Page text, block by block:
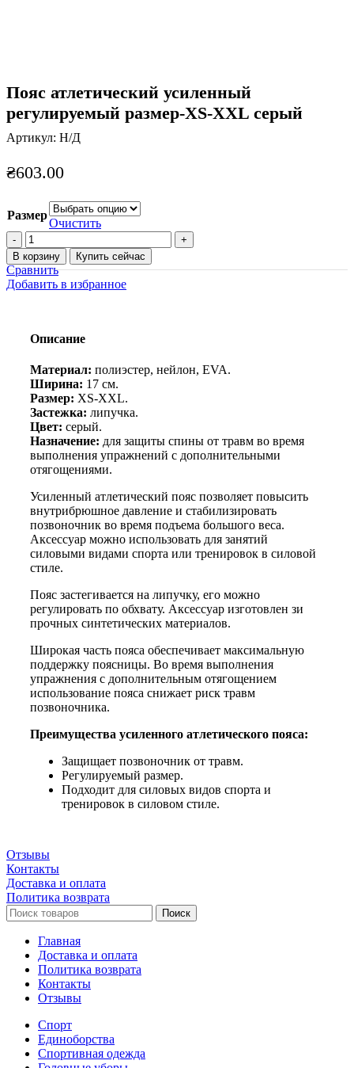
Пояс атлетический усиленный
регулируемый размер-XS-XXL серый
Артикул: Н/Д
₴603.00
Размер
Очистить
Количество
товара
Пояс
атлетический
усиленный
XS-
серый
В корзину Купить сейчас
Сравнить
Добавить в избранное
Описание
Материал: полиэстер, нейлон, EVA.
Ширина: 17 см.
Размер: XS-XXL.
Застежка: липучка.
Цвет: серый.
Назначение: для защиты спины от травм во время
выполнения упражнений с дополнительными
отягощениями.
Усиленный атлетический пояс позволяет повысить
внутрибрюшное давление и стабилизировать
позвоночник во время подъема большого веса.
Аксессуар можно использовать для занятий
силовыми видами спорта или тренировок в силовой
стиле.
Пояс застегивается на липучку, его можно
регулировать по обхвату. Аксессуар изготовлен зи
прочных синтетических материалов.
Широкая часть пояса обеспечивает максимальную
поддержку поясницы. Во время выполнения
упражнения с дополнительным отягощением
использование пояса снижает риск травм
позвоночника.
Преимущества усиленного атлетического пояса:
Защищает позвоночник от травм.
Регулируемый размер.
Подходит для силовых видов спорта и
тренировок в силовом стиле.
Отзывы
Контакты
Доставка и оплата
Политика возврата
Поиск
Главная
Доставка и оплата
Политика возврата
Контакты
Отзывы
Спорт
Единоборства
Cпортивная одежда